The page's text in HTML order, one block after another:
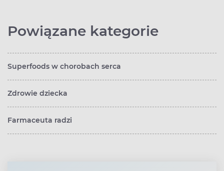
Powiązane kategorie
Superfoods w chorobach serca
Zdrowie dziecka
Farmaceuta radzi